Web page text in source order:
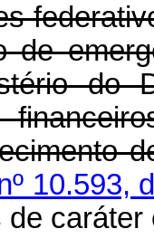
de
do
10.593,
caráter